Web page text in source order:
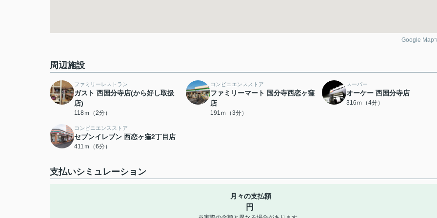
Google Map
周辺施設
ファミリーレストラン
ガスト 西国分寺店(から好し取扱
店)
118ｍ（2分）
コンビニエンスストア
ファミリーマート 国分寺西恋ヶ窪
店
191ｍ（3分）
スーパー
オーケー 西国分寺店
316ｍ（4分）
コンビニエンスストア
セブンイレブン 西恋ヶ窪2丁目店
411ｍ（6分）
支払いシミュレーション
月々の支払額
円